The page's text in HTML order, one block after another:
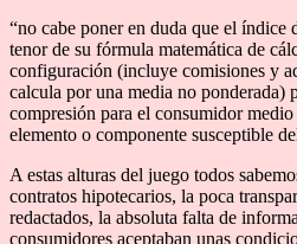
“no cabe poner en duda que el índice
tenor de su fórmula matemática de
configuración (incluye comisiones y
calcula por una media no ponderada)
compresión para el consumidor
elemento o componente susceptible
A estas alturas del juego todos
contratos hipotecarios, la poca
redactados, la absoluta falta de
consumidores aceptaban unas